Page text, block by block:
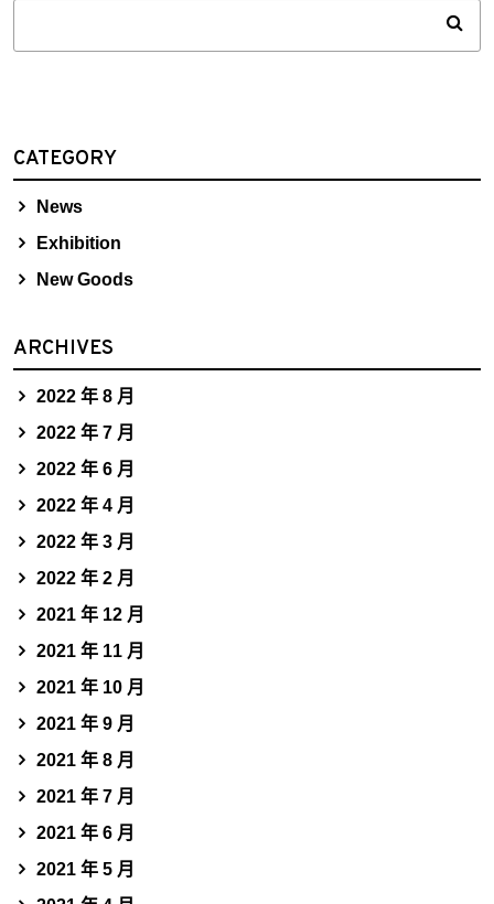
CATEGORY
News
Exhibition
New Goods
ARCHIVES
2022 年 8 月
2022 年 7 月
2022 年 6 月
2022 年 4 月
2022 年 3 月
2022 年 2 月
2021 年 12 月
2021 年 11 月
2021 年 10 月
2021 年 9 月
2021 年 8 月
2021 年 7 月
2021 年 6 月
2021 年 5 月